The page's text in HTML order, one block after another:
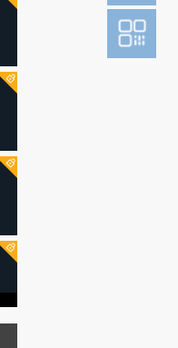
登
成